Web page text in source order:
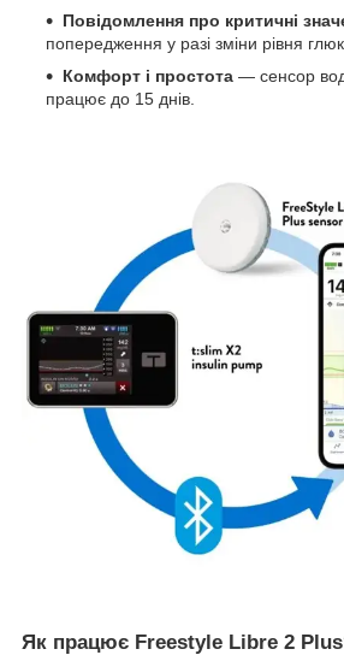
Повідомлення про критичні
попередження у разі зміни рівня
Комфорт і простота — сенсор
працює до 15 днів.
Як працює Freestyle Libre 2